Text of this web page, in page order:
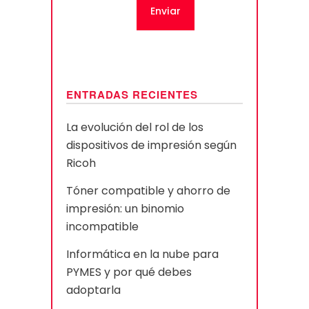
ENTRADAS RECIENTES
La evolución del rol de los
dispositivos de impresión según
Ricoh
Tóner compatible y ahorro de
impresión: un binomio
incompatible
Informática en la nube para
PYMES y por qué debes
adoptarla